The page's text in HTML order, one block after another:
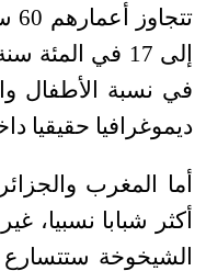
في نسبة الأطفال
ديموغرافيا حقيقيا
أما المغرب
أكثر شبابا نسبيا،
الشيخوخة